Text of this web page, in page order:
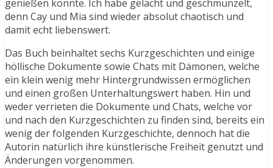
genießen konnte. Ich habe gelacht und geschmunzelt,
denn Cay und Mia sind wieder absolut chaotisch und
damit echt liebenswert.
Das Buch beinhaltet sechs Kurzgeschichten und einige
höllische Dokumente sowie Chats mit Dämonen, welche
ein klein wenig mehr Hintergrundwissen ermöglichen
und einen großen Unterhaltungswert haben. Hin und
weder verrieten die Dokumente und Chats, welche vor
und nach den Kurzgeschichten zu finden sind, bereits ein
wenig der folgenden Kurzgeschichte, dennoch hat die
Autorin natürlich ihre künstlerische Freiheit genutzt und
Änderungen vorgenommen.